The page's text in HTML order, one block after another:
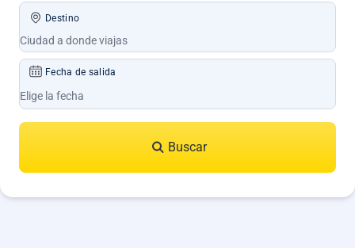
Destino
Fecha de salida
Buscar